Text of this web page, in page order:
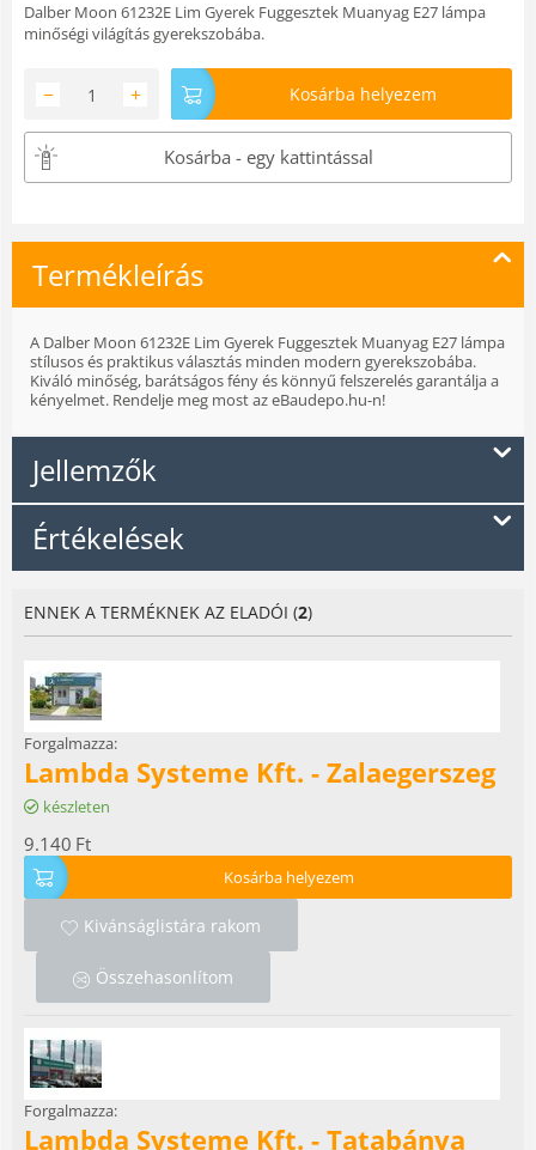
Dalber Moon 61232E Lim Gyerek Fuggesztek Muanyag E27 lámpa
minőségi világítás gyerekszobába.
+
− Kosárba helyezem
Kosárba - egy kattintással
Termékleírás
A Dalber Moon 61232E Lim Gyerek Fuggesztek Muanyag E27 lámpa
stílusos és praktikus választás minden modern gyerekszobába.
Kiváló minőség, barátságos fény és könnyű felszerelés garantálja a
kényelmet. Rendelje meg most az eBaudepo.hu-n!
Jellemzők
Értékelések
ENNEK A TERMÉKNEK AZ ELADÓI (2)
Forgalmazza:
Lambda Systeme Kft. - Zalaegerszeg
készleten
9.140 Ft
Kosárba helyezem
Kivánságlistára rakom
Összehasonlítom
Forgalmazza:
Lambda Systeme Kft. - Tatabánya